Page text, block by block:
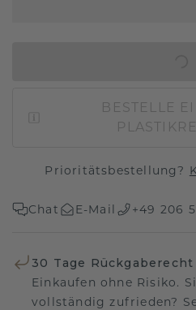
BESTELLE
Prioritätsbestellung?
Chat E-Mail +49 206
30 Tage Rückgaberecht
Einkaufen ohne Risiko.
vollständig zufrieden?